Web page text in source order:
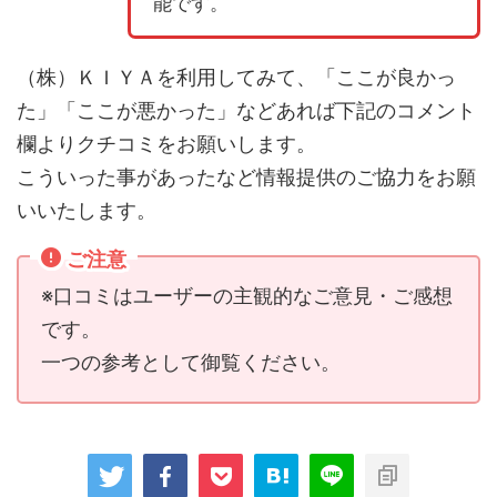
（株）ＫＩＹＡを利用してみて、「ここが良かっ
た」「ここが悪かった」などあれば下記のコメント
欄よりクチコミをお願いします。
こういった事があったなど情報提供のご協力をお願
いいたします。
ご注意
※口コミはユーザーの主観的なご意見・ご感想
です。
一つの参考として御覧ください。